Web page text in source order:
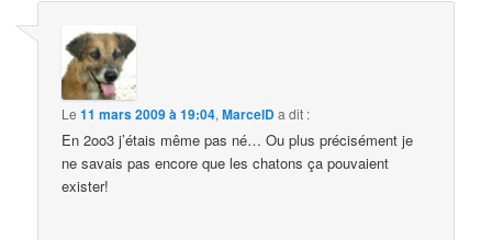
Le11 mars 2009 à 19:04,MarcelDa dit :
En 2oo3 j’étais même pas né… Ou plus précisément je
ne savais pas encore que les chatons ça pouvaient
exister!